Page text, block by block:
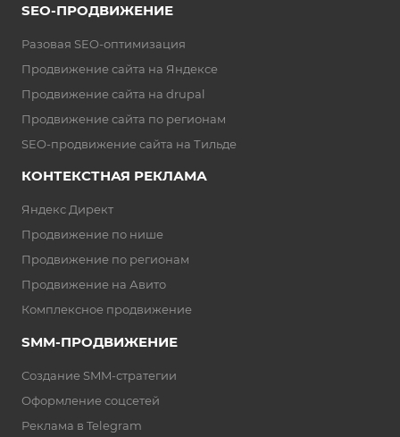
SEO-ПРОДВИЖЕНИЕ
Разовая SEO-оптимизация
Продвижение сайта на Яндексе
Продвижение сайта на drupal
Продвижение сайта по регионам
SEO-продвижение сайта на Тильде
КОНТЕКСТНАЯ РЕКЛАМА
Яндекс Директ
Продвижение по нише
Продвижение по регионам
Продвижение на Авито
Комплексное продвижение
SMM-ПРОДВИЖЕНИЕ
Создание SMM-стратегии
Оформление соцсетей
Реклама в Telegram